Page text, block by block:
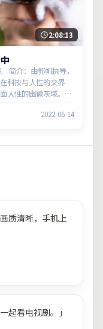
2:08:13
介：由郭帆执导，
科技与人性的交界
人性的幽微灰域。主
2022-06-14
质清晰，手机上
起看电视剧。 」